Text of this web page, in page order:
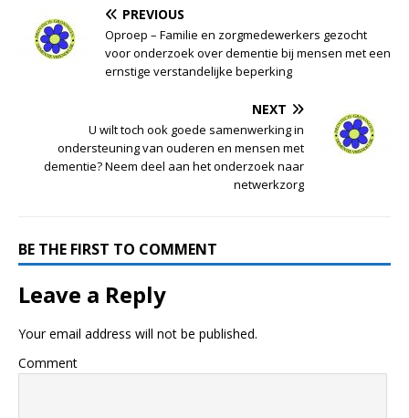
PREVIOUS
Oproep – Familie en zorgmedewerkers gezocht
voor onderzoek over dementie bij mensen met een
ernstige verstandelijke beperking
NEXT
U wilt toch ook goede samenwerking in
ondersteuning van ouderen en mensen met
dementie? Neem deel aan het onderzoek naar
netwerkzorg
BE THE FIRST TO COMMENT
Leave a Reply
Your email address will not be published.
Comment